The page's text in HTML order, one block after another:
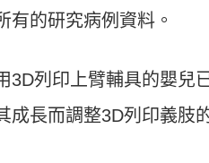
有的研究病例資料。
3D列印上臂輔具的嬰兒
成長而調整3D列印義肢